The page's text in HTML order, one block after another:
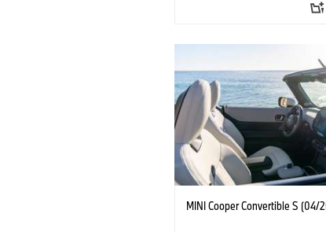
MINI Cooper Convertible S (04/